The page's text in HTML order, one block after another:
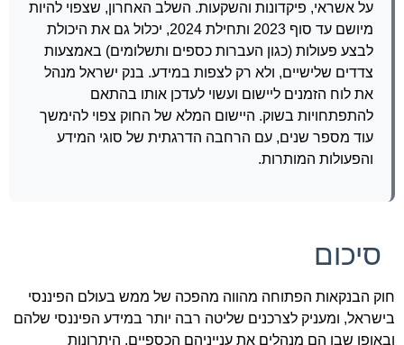
על אשראי, פיקדונות והשקעות. השלב האחרון, שצפוי להיות
מיושם עד סוף 2023 ותחילת 2024, יכלול גם את היכולת
לבצע פעולות (כגון העברות כספים ותשלומים) באמצעות
צדדים שלישיים, ולא רק לצפות במידע. בנק ישראל מנהל
את לוח הזמנים ליישום ועשוי לעדכן אותו בהתאם
להתפתחויות בשוק. היישום המלא של החוק צפוי להימשך
עוד מספר שנים, עם הרחבה הדרגתית של סוגי המידע
והפעולות המותרות.
סיכום
חוק הבנקאות הפתוחה מהווה מהפכה של ממש בעולם הפיננסי
בישראל, ומעניק לצרכנים שליטה רבה יותר במידע הפיננסי שלהם
ובאופן שבו הם מנהלים את ענייניהם הכספיים. היתרונות